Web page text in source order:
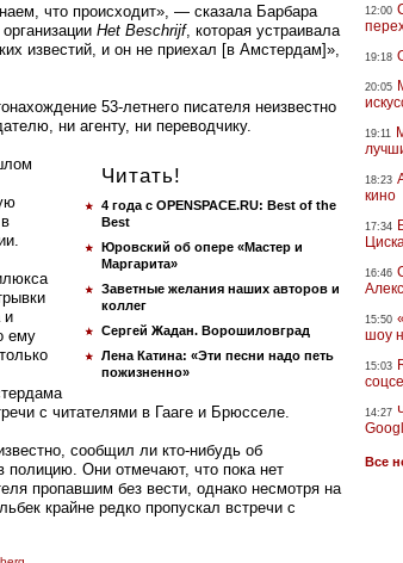
что происходит», — сказала Барбара
Het Beschrijf, которая устраивала
известий, и он не приехал [в Амстердам]»,
53-летнего писателя неизвестно
ни агенту, ни переводчику.
Читать!
4 года с OPENSPACE.RU: Best of the
Best
Юровский об опере «Мастер и
Маргарита»
Заветные желания наших авторов и
коллег
Сергей Жадан. Ворошиловград
Лена Катина: «Эти песни надо петь
пожизненно»
и
ему
с читателями в Гааге и Брюсселе.
сообщил ли кто-нибудь об
полицию. Они отмечают, что пока нет
пропавшим без вести, однако несмотря на
крайне редко пропускал встречи с
12:00
19:18
20:05
19:11
18:23
кино
17:34
16:46
15:50
шоу
15:03
14:27
Все